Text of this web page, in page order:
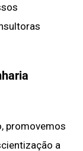
promovemos
a